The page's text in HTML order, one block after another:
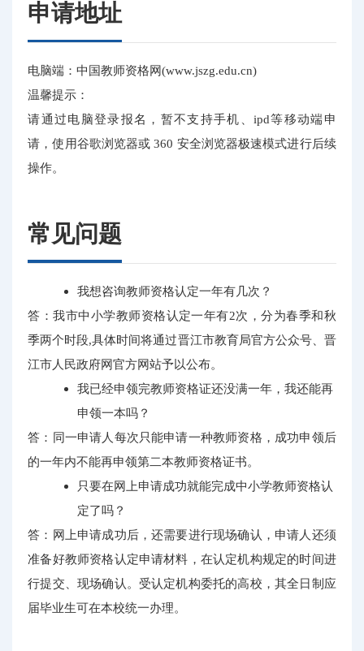
申请地址
电脑端：中国教师资格网(www.jszg.edu.cn)
温馨提示：
请通过电脑登录报名，暂不支持手机、ipd等移动端申
请，使用谷歌浏览器或 360 安全浏览器极速模式进行后续
操作。
常见问题
我想咨询教师资格认定一年有几次？
答：我市中小学教师资格认定一年有2次，分为春季和秋
季两个时段,具体时间将通过晋江市教育局官方公众号、晋
江市人民政府网官方网站予以公布。
我已经申领完教师资格证还没满一年，我还能再
申领一本吗？
答：同一申请人每次只能申请一种教师资格，成功申领后
的一年内不能再申领第二本教师资格证书。
只要在网上申请成功就能完成中小学教师资格认
定了吗？
答：网上申请成功后，还需要进行现场确认，申请人还须
准备好教师资格认定申请材料，在认定机构规定的时间进
行提交、现场确认。受认定机构委托的高校，其全日制应
届毕业生可在本校统一办理。